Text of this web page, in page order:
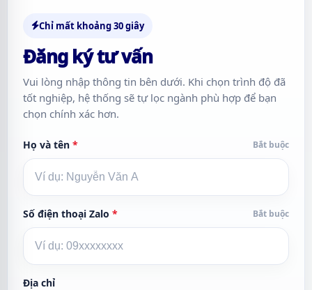
Chỉ mất khoảng 30 giây
Đăng ký tư vấn
Vui lòng nhập thông tin bên dưới. Khi chọn trình độ đã
tốt nghiệp, hệ thống sẽ tự lọc ngành phù hợp để bạn
chọn chính xác hơn.
Họ và tên * Bắt buộc
Số điện thoại Zalo * Bắt buộc
Địa chỉ